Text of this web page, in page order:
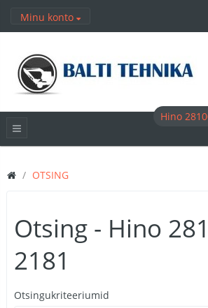
Minu konto
OTSING
Otsing - Hino
2181
Otsingukriteeriumid